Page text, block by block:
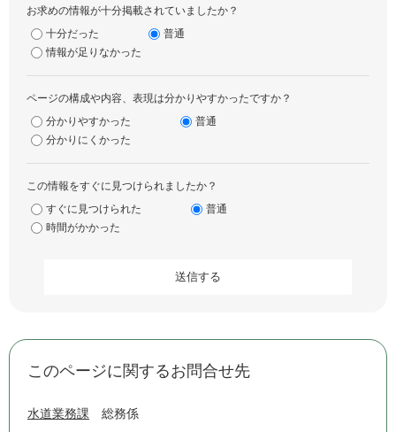
お求めの情報が十分掲載されていましたか？
十分だった
普通
情報が足りなかった
ページの構成や内容、表現は分かりやすかったですか？
分かりやすかった
普通
分かりにくかった
この情報をすぐに見つけられましたか？
すぐに見つけられた
普通
時間がかかった
このページに関するお問合せ先
水道業務課 総務係